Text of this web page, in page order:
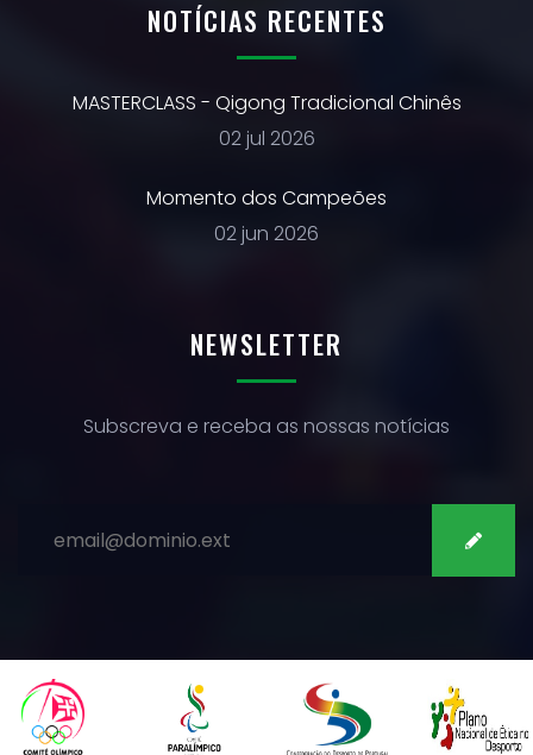
NOTÍCIAS RECENTES
MASTERCLASS - Qigong Tradicional Chinês
02 jul 2026
Momento dos Campeões
02 jun 2026
NEWSLETTER
Subscreva e receba as nossas notícias